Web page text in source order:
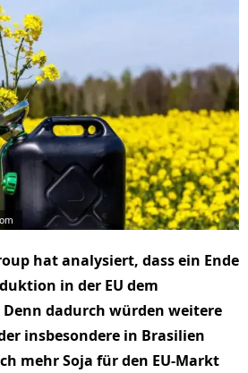
hat analysiert, dass ein Ende
in der EU dem
Denn dadurch würden weitere
insbesondere in Brasilien
mehr Soja für den EU-Markt